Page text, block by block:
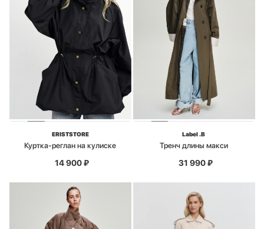
ERISTSTORE
Куртка-реглан на кулиске
14 900₽
Label .B
Тренч длины макси
31 990₽